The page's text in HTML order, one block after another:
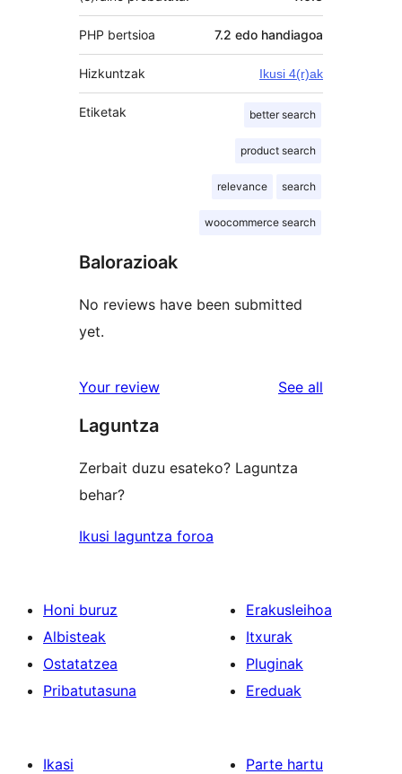
PHP bertsioa 7.2 edo handiagoa
Hizkuntzak Ikusi 4(r)ak
Etiketak better search
product search
relevance search
woocommerce search
Balorazioak
No reviews have been submitted
yet.
Your review See all
Laguntza
Zerbait duzu esateko? Laguntza
behar?
Ikusi laguntza foroa
Honi buruz
Albisteak
Ostatatzea
Pribatutasuna
Erakusleihoa
Itxurak
Pluginak
Ereduak
Ikasi
Parte hartu